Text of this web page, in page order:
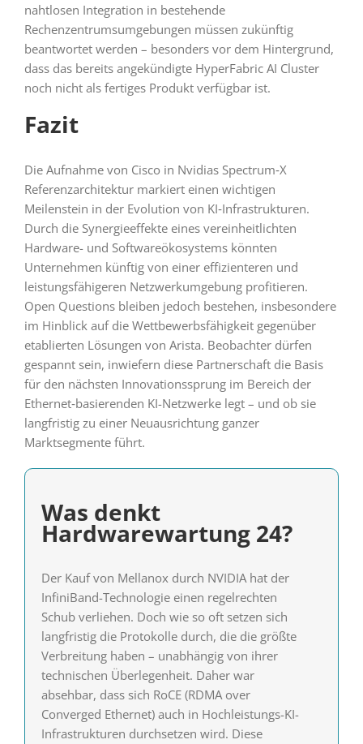
nahtlosen Integration in bestehende
Rechenzentrumsumgebungen müssen zukünftig
beantwortet werden – besonders vor dem Hintergrund,
dass das bereits angekündigte HyperFabric AI Cluster
noch nicht als fertiges Produkt verfügbar ist.
Fazit
Die Aufnahme von Cisco in Nvidias Spectrum‑X
Referenzarchitektur markiert einen wichtigen
Meilenstein in der Evolution von KI‑Infrastrukturen.
Durch die Synergieeffekte eines vereinheitlichten
Hardware- und Softwareökosystems könnten
Unternehmen künftig von einer effizienteren und
leistungsfähigeren Netzwerkumgebung profitieren.
Open Questions bleiben jedoch bestehen, insbesondere
im Hinblick auf die Wettbewerbsfähigkeit gegenüber
etablierten Lösungen von Arista. Beobachter dürfen
gespannt sein, inwiefern diese Partnerschaft die Basis
für den nächsten Innovationssprung im Bereich der
Ethernet‑basierenden KI-Netzwerke legt – und ob sie
langfristig zu einer Neuausrichtung ganzer
Marktsegmente führt.
Was denkt
Hardwarewartung 24?
Der Kauf von Mellanox durch NVIDIA hat der
InfiniBand-Technologie einen regelrechten
Schub verliehen. Doch wie so oft setzen sich
langfristig die Protokolle durch, die die größte
Verbreitung haben – unabhängig von ihrer
technischen Überlegenheit. Daher war
absehbar, dass sich RoCE (RDMA over
Converged Ethernet) auch in Hochleistungs-KI-
Infrastrukturen durchsetzen wird. Diese